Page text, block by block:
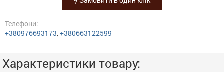
Телефони:
+380976693173,+380663122599
Характеристики товару: